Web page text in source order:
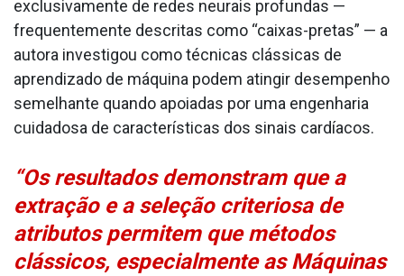
exclusivamente de redes neurais profundas —
frequentemente descritas como “caixas-pretas” — a
autora investigou como técnicas clássicas de
aprendizado de máquina podem atingir desempenho
semelhante quando apoiadas por uma engenharia
cuidadosa de características dos sinais cardíacos.
“Os resultados demonstram que a
extração e a seleção criteriosa de
atributos permitem que métodos
clássicos, especialmente as Máquinas